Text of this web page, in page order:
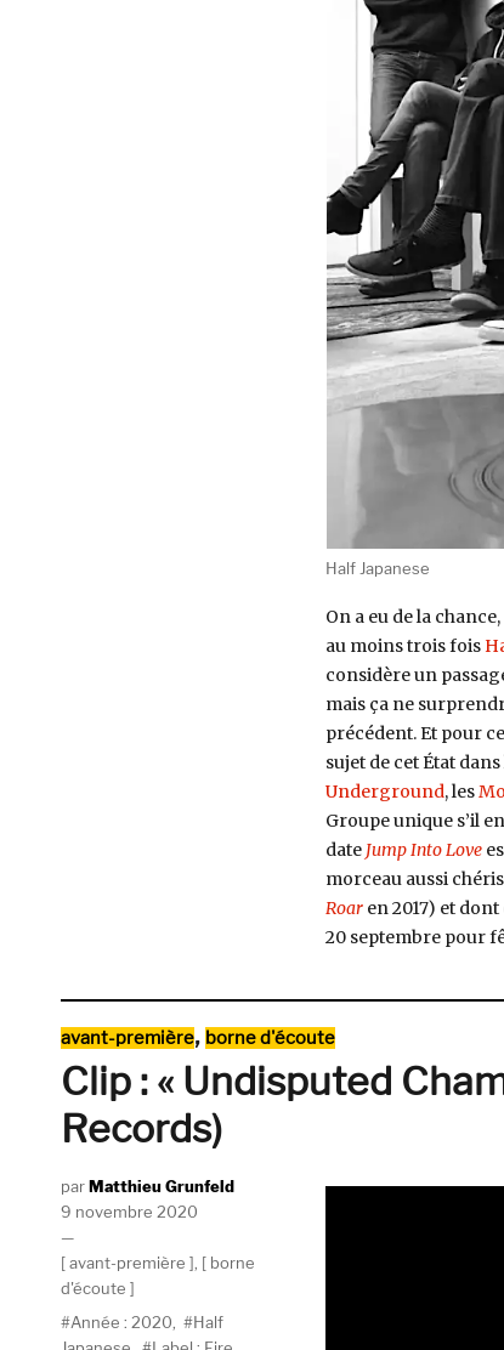
Half Japanese
On a eu de la
au moins trois fois
considère un
mais ça ne
précédent. Et pour
sujet de cet État
Underground, les
Groupe unique s’il
date Jump Into Love
morceau aussi
Roaren 2017) et
20 septembre pour
Catégories
avant-première, borne d'écoute
Clip : « Undisputed
Records)
AuteurMatthieu Grunfeld
Publié
le
9 novembre 2020
Catégories
avant-première
borne
d'écoute
Étiquettes
Année : 2020
Half